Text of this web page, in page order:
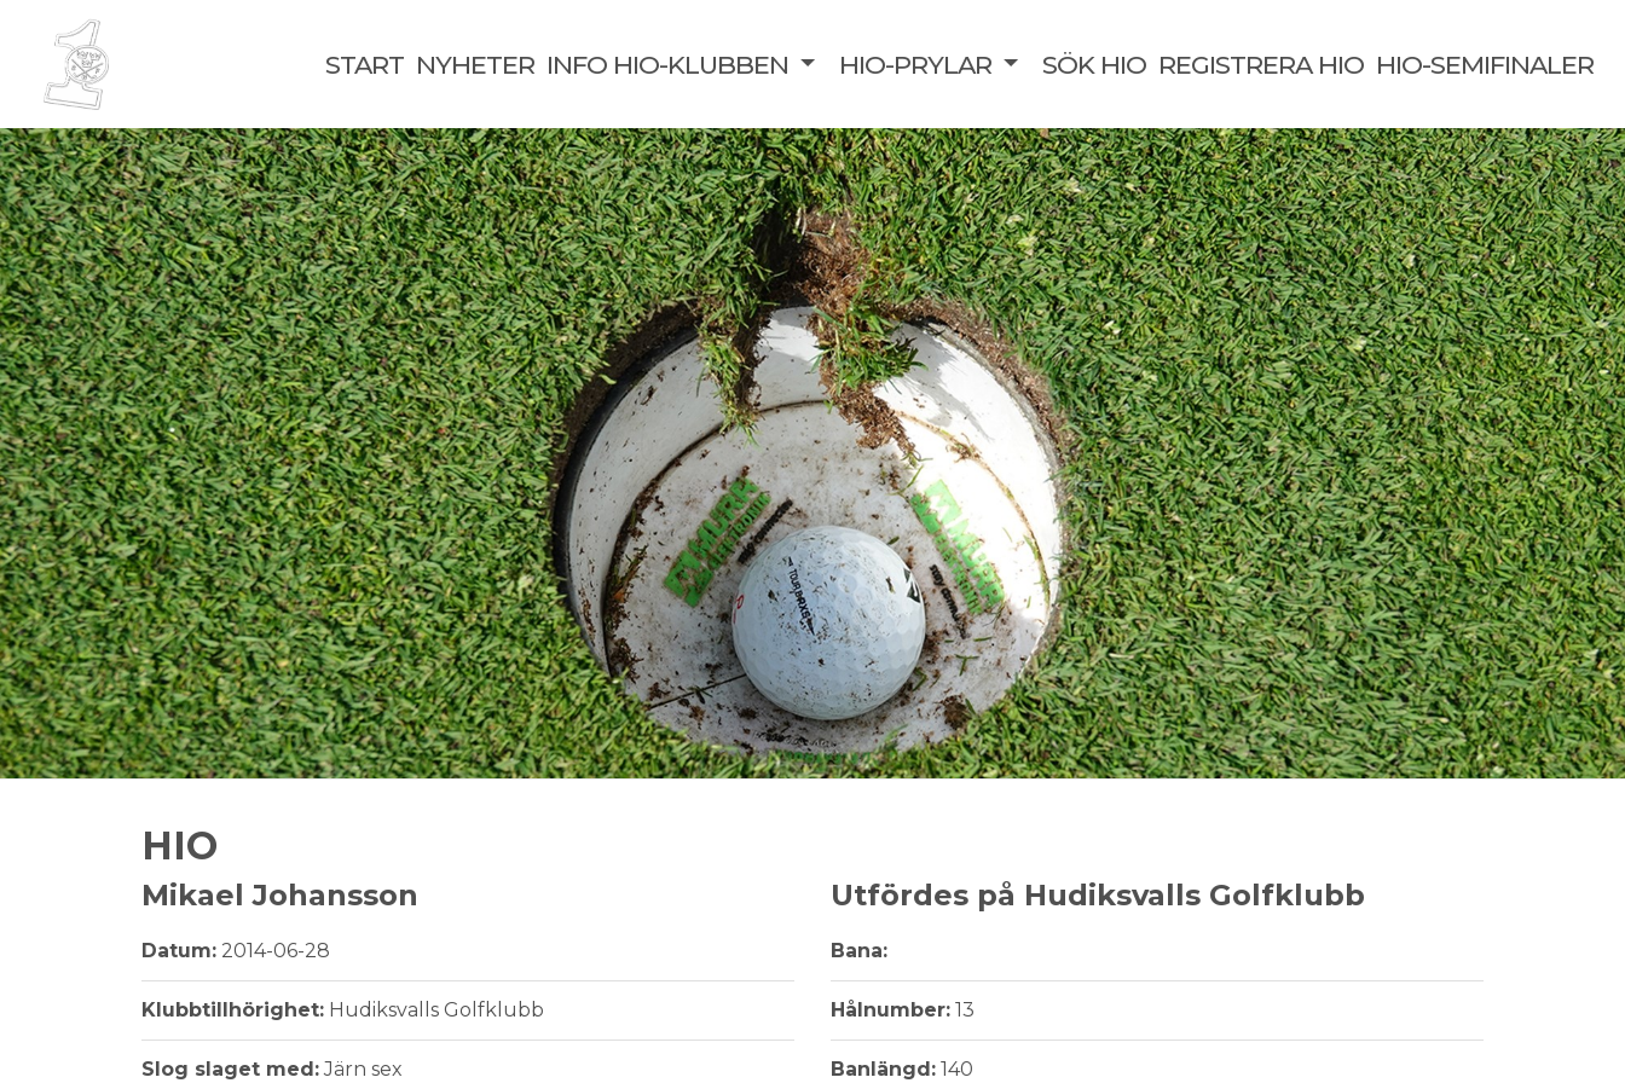
START NYHETER INFO HIO-KLUBBEN HIO-PRYLAR SÖK HIO REGISTRERA HIO HIO-SEMIFINALER
HIO
Mikael Johansson
Datum: 2014-06-28
Klubbtillhörighet: Hudiksvalls Golfklubb
Slog slaget med:Järn sex
Utfördes på Hudiksvalls Golfklubb
Bana:
Hålnumber: 13
Banlängd: 140